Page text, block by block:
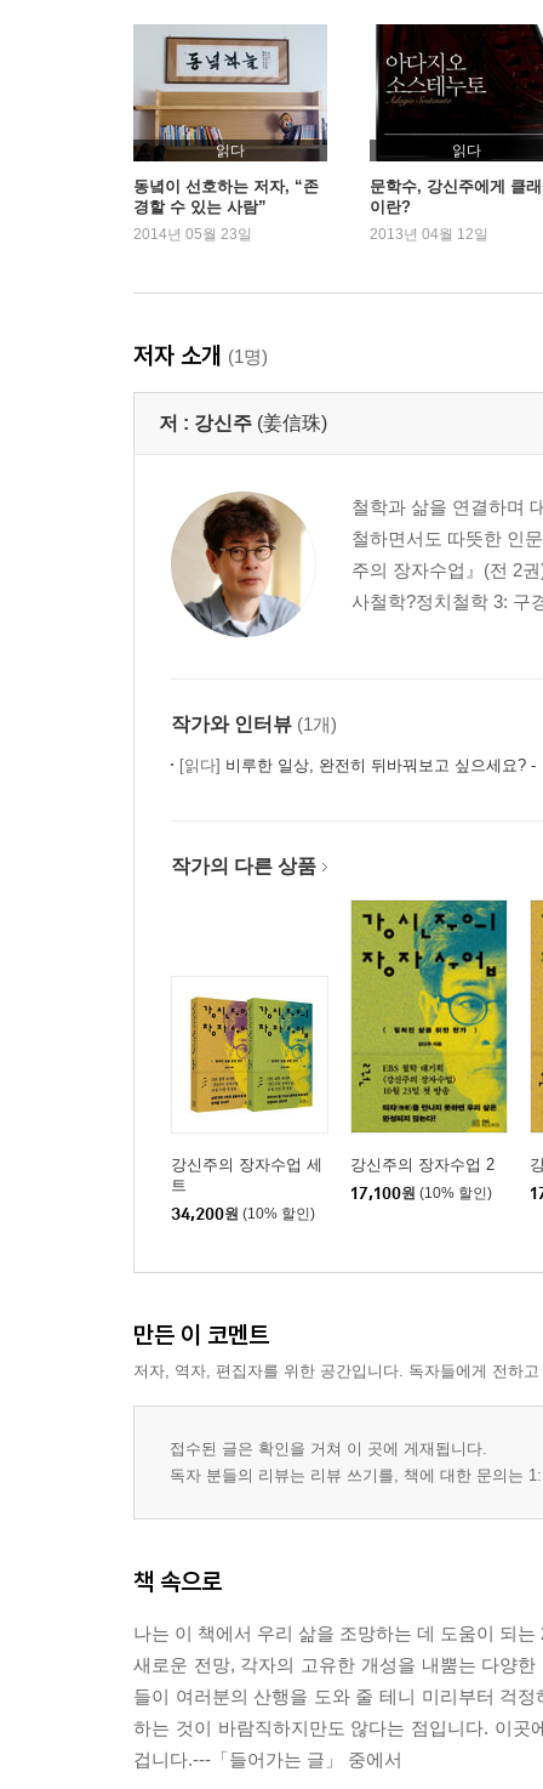
8. 망각의 지혜 - 니체와 황동규
신분증에 다 담을 수 없는 꿈 / 행복과 희망을 가
9. 미시정치학 - 푸코와 김수영
4.19 혁명의 뒤안길에서 고뇌하는 두 시인 / 민주
10. 대화의 재발견 - 가라타니 고진과 도종환
‘접시꽃’ 같았던 사랑으로부터 ‘가구’ 같은 사랑
11. 밝음의 존재론 - 하이데거와 김춘수
촛불이 켜질 때 드러나는 것들 / 세계에 개방되어
비극적 사랑의 씨앗, 자유 / 사랑에 빠질 때 우리가
14. 작고 상처받기 쉬운 것들 - 아도르노와 최명란
아우슈비츠에서 돌아와 밥을 먹고 연애를 하
15. 해탈을 위한 해체론 - 데리다와 오규원
죽고 난 뒤의 팬티를 부끄러워한 어느 시인 / 죽음
16. 미래 정치철학의 화두 - 아감벤과 한하운
벌거벗은 생명의 자리에 서서 / 생명정치
17. 육화된 마음-메를로 - 퐁티와 정현종
미쓰코시 백화점을 노래했던 모던보이 / 모던하
기다림, 기다림, 그리고 기다림! / 사랑이란 과연
21. 한국 사유의 논리 - 박동환과 김준태
도시 너머에서 발견한 희망 / 도시 밖의 생명과 사
에필로그 | 참고문헌 | 시 출처
읽다
동녘이 선호하는 저자, “존
경할 수 있는 사람”
2014년 05월 23일
읽다
문학수, 강신주에게 클
이란?
2013년 04월 12일
저자 소개 (1명)
저 : 강신주 (姜信珠)
철학과 삶을 연결하며
철하면서도 따뜻한 인
주의 장자수업』(전 2
사철학?정치철학 3: 구
작가와 인터뷰 (1개)
[읽다] 비루한 일상, 완전히 뒤바꿔보고 싶으세요? - 『철학
작가의 다른 상품
강신주의 장자수업 세
트
34,200원 (10% 할인)
강신주의 장자수업 2
17,100원 (10% 할인)
만든 이 코멘트
저자, 역자, 편집자를 위한 공간입니다. 독자들에게 전하
접수된 글은 확인을 거쳐 이 곳에 게재됩니다.
독자 분들의 리뷰는 리뷰 쓰기를, 책에 대한 문의는
책 속으로
나는 이 책에서 우리 삶을 조망하는 데 도움이 되
새로운 전망, 각자의 고유한 개성을 내뿜는 다양
들이 여러분의 산행을 도와 줄 테니 미리부터 걱
하는 것이 바람직하지만도 않다는 점입니다. 이
겁니다.---「들어가는 글」 중에서